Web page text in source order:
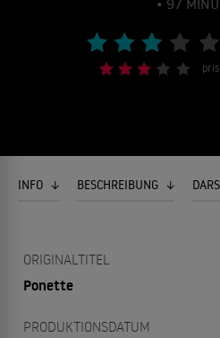
• 97
INFO BESCHREIBUNG
ORIGINALTITEL
Ponette
PRODUKTIONSDATUM